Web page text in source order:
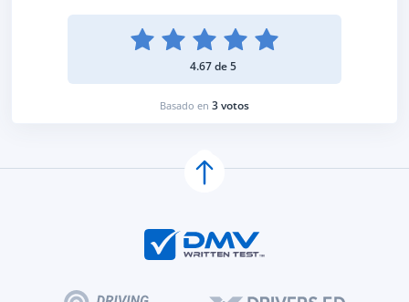
4.67 de 5
Basado en 3 votos